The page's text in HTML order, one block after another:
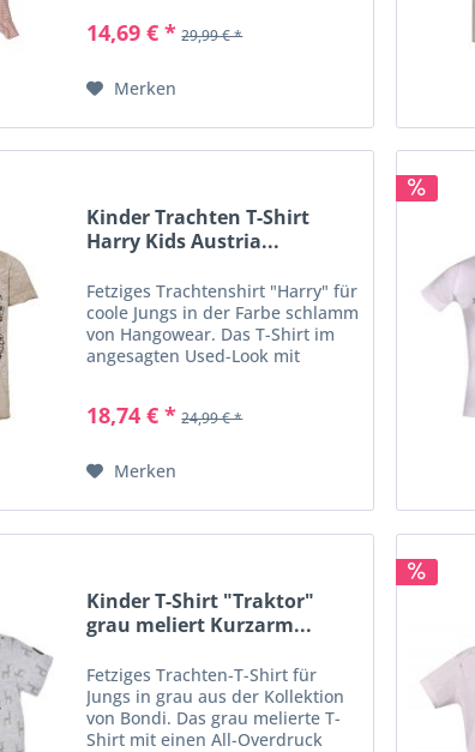
liebevoll eine Rehleinstickerei
14,69 € * 29,99 € *
Merken
Kinder Trachten T-Shirt
Harry Kids Austria...
Fetziges Trachtenshirt "Harry" für
coole Jungs in der Farbe schlamm
von Hangowear. Das T-Shirt im
angesagten Used-Look mit
Lederhose oder Trachtenjeans
18,74 € * 24,99 € *
Merken
Kinder T-Shirt "Traktor"
grau meliert Kurzarm...
Fetziges Trachten-T-Shirt für
Jungs in grau aus der Kollektion
von Bondi. Das grau melierte T-
Shirt mit einen All-Overdruck